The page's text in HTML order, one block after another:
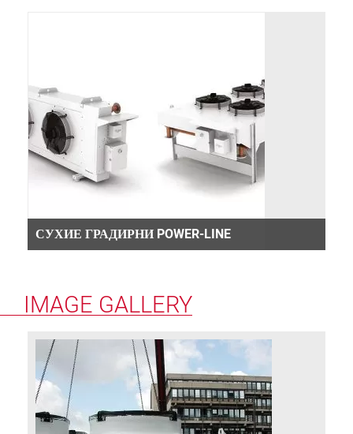
СУХИЕ ГРАДИРНИ POWER-LINE
IMAGE GALLERY